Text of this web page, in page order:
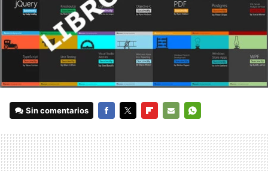
Sin comentarios
MAIL